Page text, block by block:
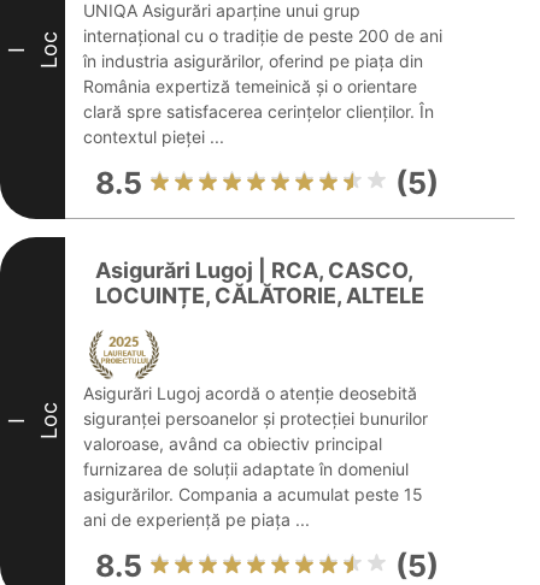
I Loc
UNIQA Asigurări aparține unui grup
internațional cu o tradiție de peste 200 de ani
în industria asigurărilor, oferind pe piața din
România expertiză temeinică și o orientare
clară spre satisfacerea cerințelor clienților. În
contextul pieței ...
8.5 (5)
I Loc
Asigurări Lugoj | RCA, CASCO,
LOCUINȚE, CĂLĂTORIE, ALTELE
Asigurări Lugoj acordă o atenție deosebită
siguranței persoanelor și protecției bunurilor
valoroase, având ca obiectiv principal
furnizarea de soluții adaptate în domeniul
asigurărilor. Compania a acumulat peste 15
ani de experiență pe piața ...
8.5 (5)